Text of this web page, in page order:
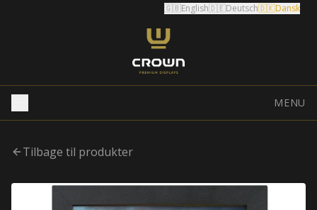
🇬🇧English🇩🇪Deutsch🇩🇰Dansk
MENU
Tilbage til produkter